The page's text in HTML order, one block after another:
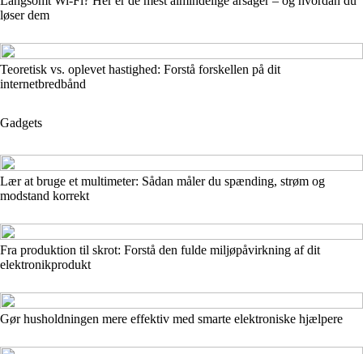
løser dem
Teoretisk vs. oplevet hastighed: Forstå forskellen på dit
internetbredbånd
Gadgets
Lær at bruge et multimeter: Sådan måler du spænding, strøm og
modstand korrekt
Fra produktion til skrot: Forstå den fulde miljøpåvirkning af dit
elektronikprodukt
Gør husholdningen mere effektiv med smarte elektroniske hjælpere